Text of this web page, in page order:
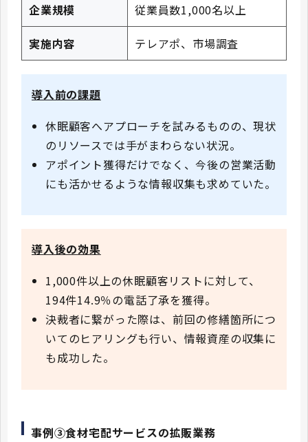
企業規模 従業員数1,000名以上
実施内容 テレアポ、市場調査
導入前の課題
休眠顧客へアプローチを試みるものの、現状
のリソースでは手がまわらない状況。
アポイント獲得だけでなく、今後の営業活動
にも活かせるような情報収集も求めていた。
導入後の効果
1,000件以上の休眠顧客リストに対して、
194件14.9％の電話了承を獲得。
決裁者に繋がった際は、前回の修繕箇所につ
いてのヒアリングも行い、情報資産の収集に
も成功した。
事例③食材宅配サービスの拡販業務